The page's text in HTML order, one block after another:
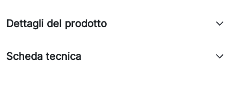
Dettagli del prodotto
Scheda tecnica